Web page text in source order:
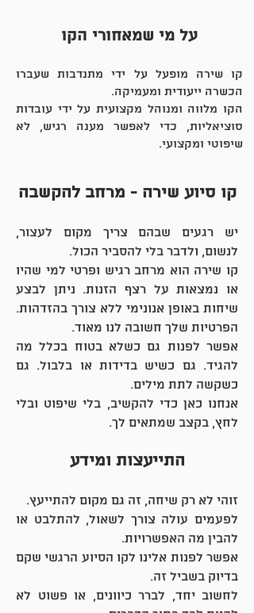
על מי שמאחורי הקו
קו שירה מופעל על ידי מתנדבות שעברו
הכשרה ייעודית ומעמיקה.
הקו מלווה ומנוהל מקצועית על ידי עובדות
סוציאליות, כדי לאפשר מענה רגיש, לא
שיפוטי ומקצועי.
קו סיוע שירה - מרחב להקשבה
יש רגעים שבהם צריך מקום לעצור,
לנשום, ולדבר בלי להסביר הכול.
קו שירה הוא מרחב רגיש ופרטי למי שהיו
או נמצאות על רצף הזנות. ניתן לבצע
שיחות באופן אנונימי ללא צורך בהזדהות.
הפרטיות שלך חשובה לנו מאוד.
אפשר לפנות גם כשלא בטוח בכלל מה
להגיד. גם כשיש בדידות או בלבול. גם
כשקשה לתת מילים.
אנחנו כאן כדי להקשיב, בלי שיפוט ובלי
לחץ, בקצב שמתאים לך.
התייעצות ומידע
​זוהי לא רק שיחה, זה גם מקום להתייעץ.
לפעמים עולה צורך לשאול, להתלבט או
להבין מה האפשרויות.
אפשר לפנות אלינו לקו הסיוע הרגשי שקם
בדיוק בשביל זה.
לחשוב יחד, לברר כיוונים, או פשוט לא